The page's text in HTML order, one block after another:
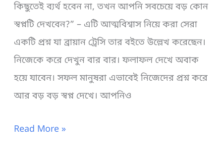
কিছুতেই ব্যর্থ হবেন না, তখন আপনি সবচেয়ে বড় কোন
স্বপ্নটি দেখবেন?” – এটি আত্মবিশ্বাস নিয়ে করা সেরা
একটি প্রশ্ন যা ব্রায়ান ট্রেসি তার বইতে উল্লেখ করেছেন।
নিজেকে করে দেখুন বার বার। ফলাফল দেখে অবাক
হয়ে যাবেন। সফল মানুষরা এভাবেই নিজেদের প্রশ্ন করে
আর বড় বড় স্বপ্ন দেখে। আপনিও
আত্মবিশ্বাস
Read More »